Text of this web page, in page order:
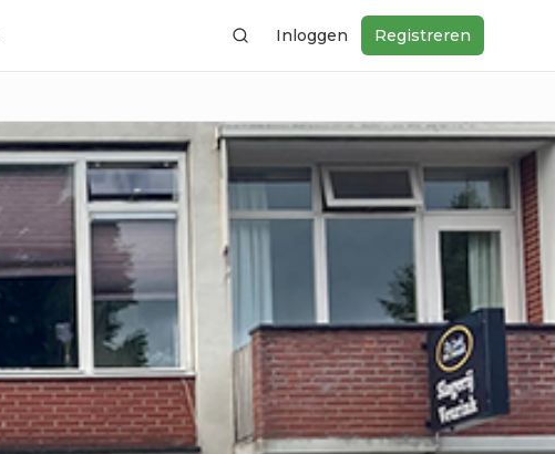
ZoekenInloggen Registreren